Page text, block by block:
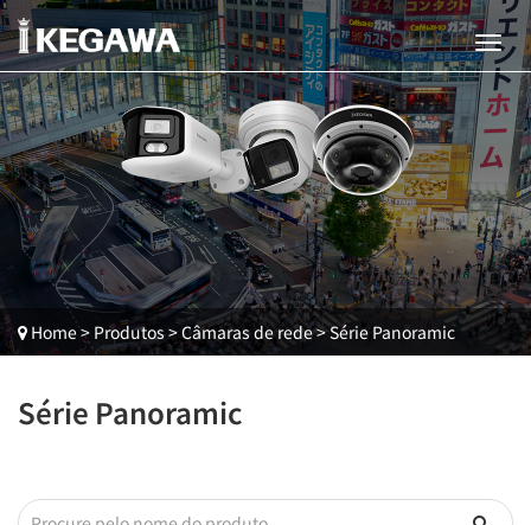
Home> Produtos>Câmaras de rede>Série Panoramic
Série Panoramic